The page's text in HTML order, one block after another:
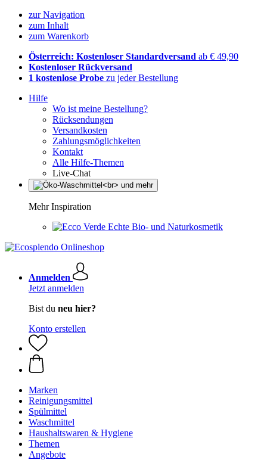
zur Navigation
zum Inhalt
zum Warenkorb
Österreich: Kostenloser Standardversand ab € 49,90
Kostenloser Rückversand
1 kostenlose Probe zu jeder Bestellung
Hilfe
Wo ist meine Bestellung?
Rücksendungen
Versandkosten
Zahlungsmöglichkeiten
Kontakt
Alle Hilfe-Themen
Live-Chat
Mehr Inspiration
Echte Bio- und Naturkosmetik
Anmelden
Jetzt anmelden
Bist du neu hier?
Konto erstellen
Marken
Reinigungsmittel
Spülmittel
Waschmittel
Haushaltswaren & Hygiene
Themen
Angebote